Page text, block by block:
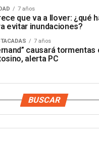
7 años
que va a llover: ¿qué
evitar inundaciones?
7 años
causará tormentas
alerta PC
BUSCAR